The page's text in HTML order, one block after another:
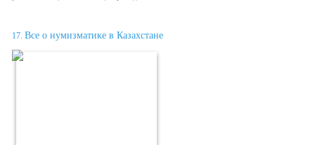
17. Все о нумизматике в Казахстане